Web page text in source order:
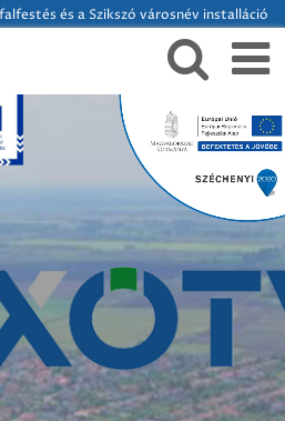
és a Szikszó városnév installáció